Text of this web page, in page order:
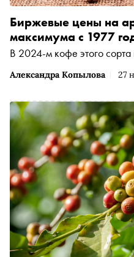
Александра Копылова 27
Биржевые цены на
максимума с 1977
В 2024-м кофе этого